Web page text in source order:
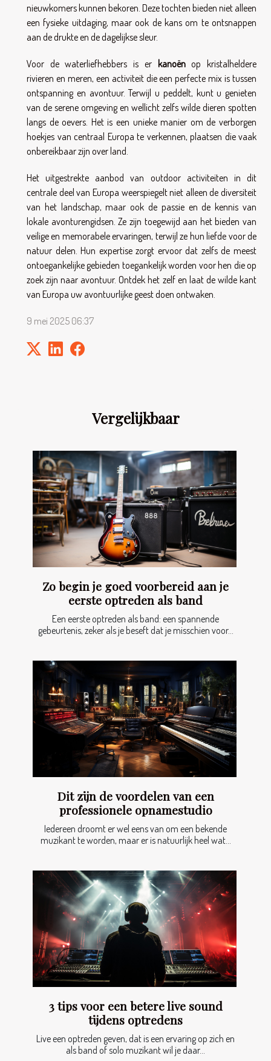
Vergelijkbaar
Zo begin je goed voorbereid aan je
eerste optreden als band
Een eerste optreden als band: een spannende
gebeurtenis, zeker als je beseft dat je misschien voor...
Dit zijn de voordelen van een
professionele opnamestudio
Iedereen droomt er wel eens van om een bekende
muzikant te worden, maar er is natuurlijk heel wat...
3 tips voor een betere live sound
tijdens optredens
Live een optreden geven, dat is een ervaring op zich en
als band of solo muzikant wil je daar...
nieuwkomers kunnen bekoren. Deze tochten bieden niet alleen
een fysieke uitdaging, maar ook de kans om te ontsnappen
aan de drukte en de dagelijkse sleur.
Voor de waterliefhebbers is er kanoënop kristalheldere
rivieren en meren, een activiteit die een perfecte mix is tussen
ontspanning en avontuur. Terwijl u peddelt, kunt u genieten
van de serene omgeving en wellicht zelfs wilde dieren spotten
langs de oevers. Het is een unieke manier om de verborgen
hoekjes van centraal Europa te verkennen, plaatsen die vaak
onbereikbaar zijn over land.
Het uitgestrekte aanbod van outdoor activiteiten in dit
centrale deel van Europa weerspiegelt niet alleen de diversiteit
van het landschap, maar ook de passie en de kennis van
lokale avonturengidsen. Ze zijn toegewijd aan het bieden van
veilige en memorabele ervaringen, terwijl ze hun liefde voor de
natuur delen. Hun expertise zorgt ervoor dat zelfs de meest
ontoegankelijke gebieden toegankelijk worden voor hen die op
zoek zijn naar avontuur. Ontdek het zelf en laat de wilde kant
van Europa uw avontuurlijke geest doen ontwaken.
9 mei 2025 06:37